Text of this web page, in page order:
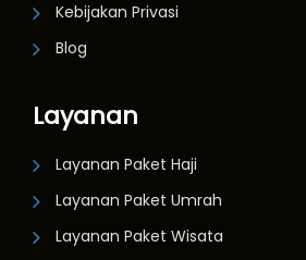
Kebijakan Privasi
Blog
Layanan
Layanan Paket Haji
Layanan Paket Umrah
Layanan Paket Wisata